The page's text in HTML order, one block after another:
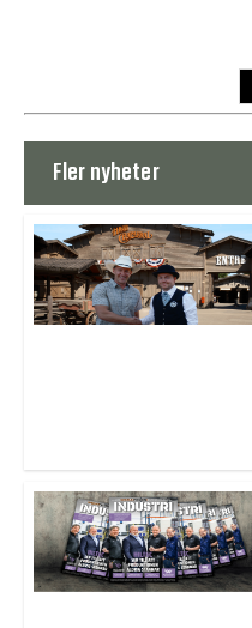
Fler nyheter